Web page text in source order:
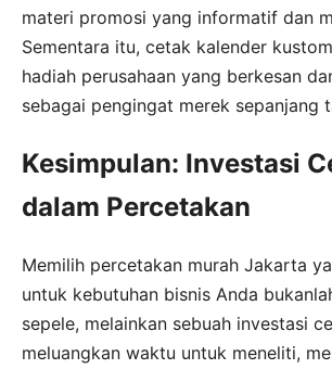
materi promosi yang informatif dan
Sementara itu, cetak kalender
hadiah perusahaan yang berkesan
sebagai pengingat merek sepanjang
Kesimpulan: Investasi
dalam Percetakan
Memilih percetakan murah Jakarta
untuk kebutuhan bisnis Anda
sepele, melainkan sebuah investasi
meluangkan waktu untuk meneliti,